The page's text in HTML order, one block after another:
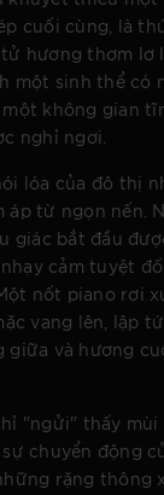
cuối cùng, là
hương thơm lơ
một sinh thể có
không gian
nghỉ ngơi.
lóa của đô thị
áp từ ngọn nến.
giác bắt đầu
cảm tuyệt
nốt piano rơi
vang lên, lập
giữa và hương
"ngửi" thấy mùi
chuyển động
rặng thông